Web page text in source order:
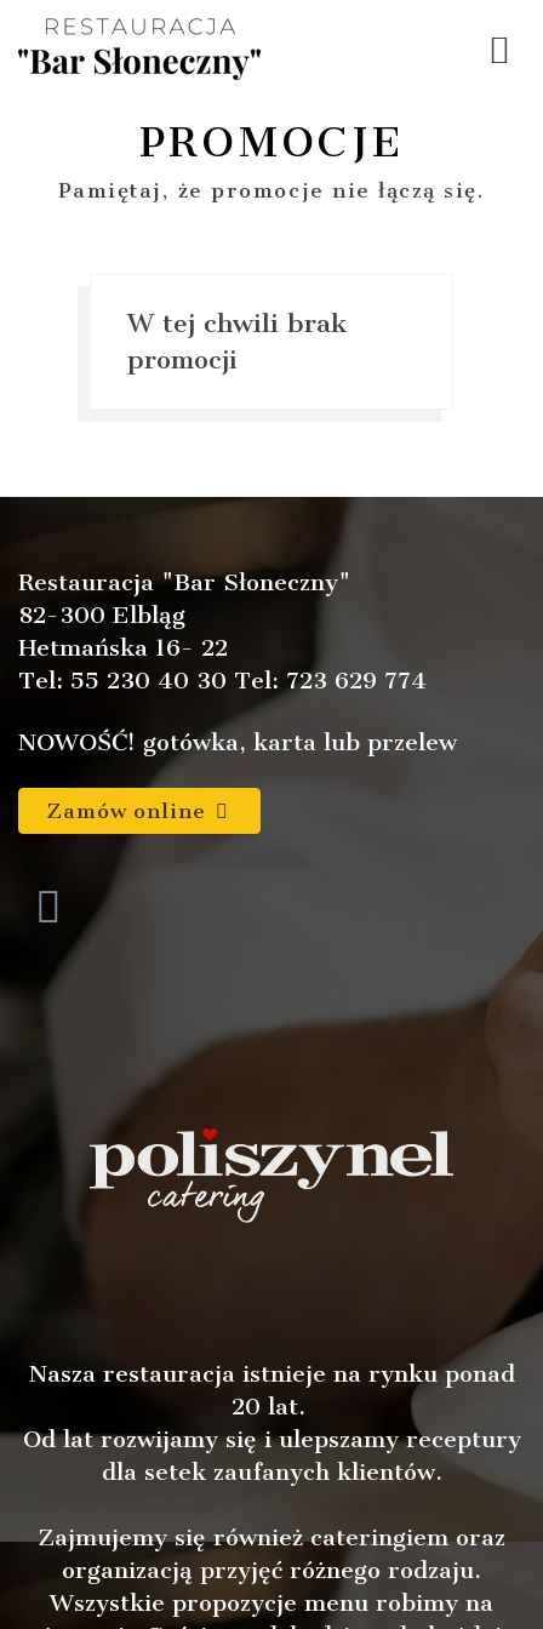
PROMOCJE
Pamiętaj, że promocje nie łączą się.
W tej chwili brak
promocji
Restauracja "Bar Słoneczny"
82-300 Elbląg
Hetmańska 16- 22
Tel: 55 230 40 30 Tel: 723 629 774
NOWOŚĆ! gotówka, karta lub przelew
Zamów online
Nasza restauracja istnieje na rynku ponad
20 lat.
Od lat rozwijamy się i ulepszamy receptury
dla setek zaufanych klientów.
Zajmujemy się również cateringiem oraz
organizacją przyjęć różnego rodzaju.
Wszystkie propozycje menu robimy na